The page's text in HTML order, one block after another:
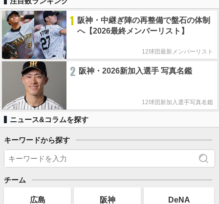
1 阪神・中継ぎ陣の再整備で盤石の体制
へ【2026最終メンバーリスト】
12球団最新メンバーリスト
2 阪神・2026新加入選手 写真名鑑
12球団新加入選手写真名鑑
ニュース&コラムを探す
キーワードから探す
チーム
広島 阪神 DeNA